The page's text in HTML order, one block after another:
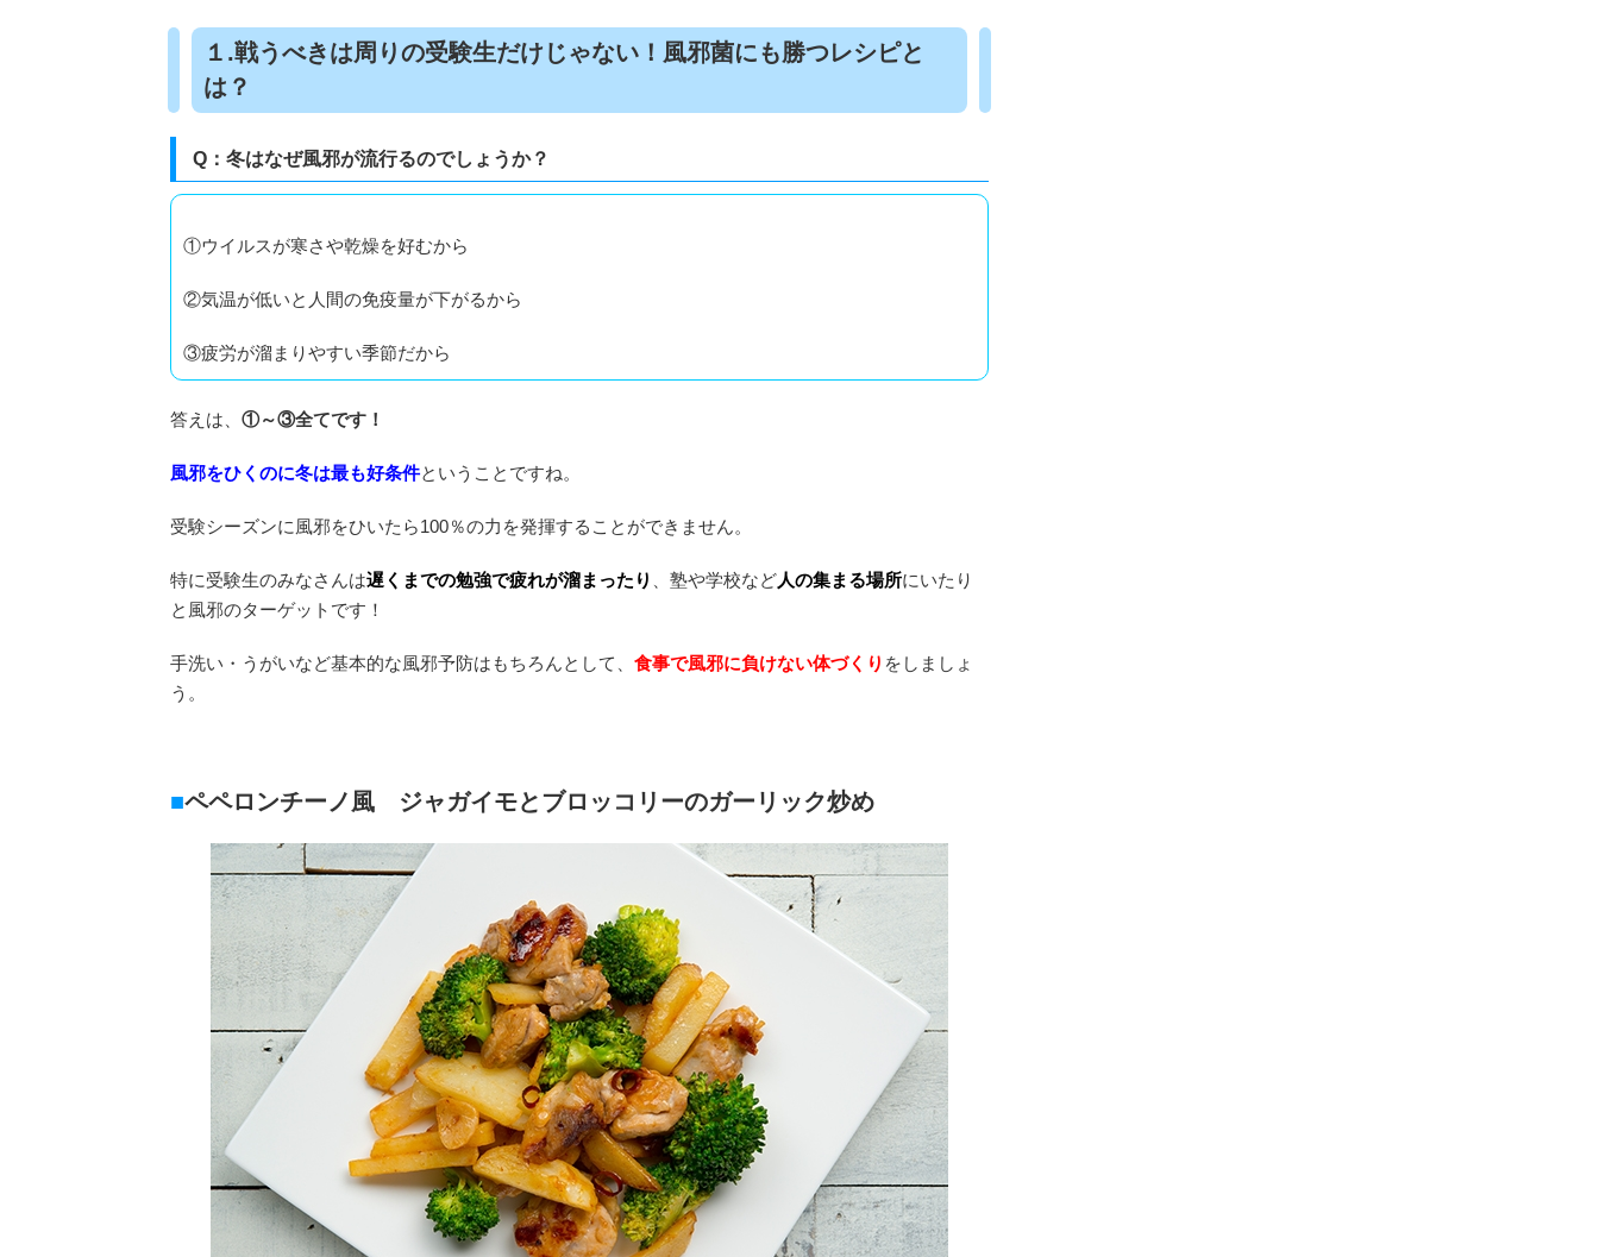
１.戦うべきは周りの受験生だけじゃない！風邪菌にも勝つレシピと
は？
Q：冬はなぜ風邪が流行るのでしょうか？
①ウイルスが寒さや乾燥を好むから
②気温が低いと人間の免疫量が下がるから
③疲労が溜まりやすい季節だから
答えは、 ①～③全てです！
風邪をひくのに冬は最も好条件ということですね。
受験シーズンに風邪をひいたら100％の力を発揮することができません。
特に受験生のみなさんは遅くまでの勉強で疲れが溜まったり 、塾や学校など人の集まる場所にいたり
と風邪のターゲットです！
手洗い・うがいなど基本的な風邪予防はもちろんとして、 食事で風邪に負けない体づくり をしましょ
う。
ペペロンチーノ風 ジャガイモとブロッコリーのガーリック炒め